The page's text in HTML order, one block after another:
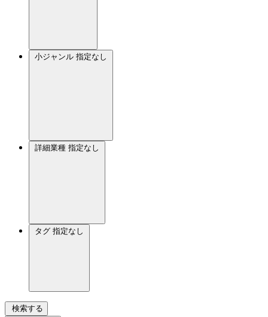
小ジャンル 指定なし
詳細業種 指定なし
タグ 指定なし
検索する